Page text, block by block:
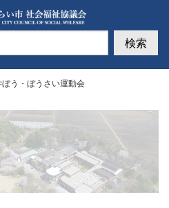
検索
う・ぼうさい運動会